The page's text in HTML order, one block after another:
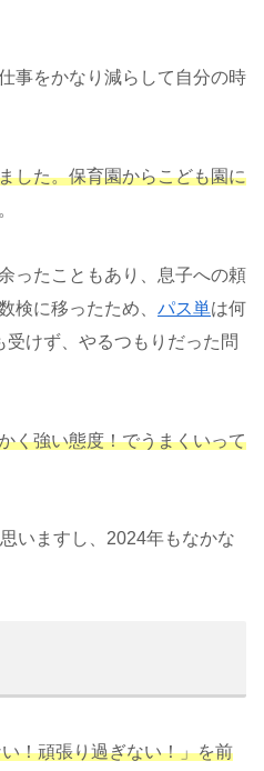
事をかなり減らして自分の時
した。保育園からこども園に
ったこともあり、息子への頼
検に移ったため、 パス単は何
けず、やるつもりだった問
く強い態度！でうまくいって
いますし、2024年もなかな
！頑張り過ぎない！」を前